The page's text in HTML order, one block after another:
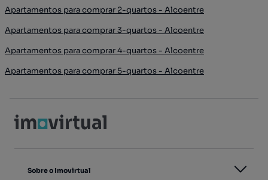
Apartamentos para comprar 2-quartos - Alcoentre
Apartamentos para comprar 3-quartos - Alcoentre
Apartamentos para comprar 4-quartos - Alcoentre
Apartamentos para comprar 5-quartos - Alcoentre
Sobre o Imovirtual